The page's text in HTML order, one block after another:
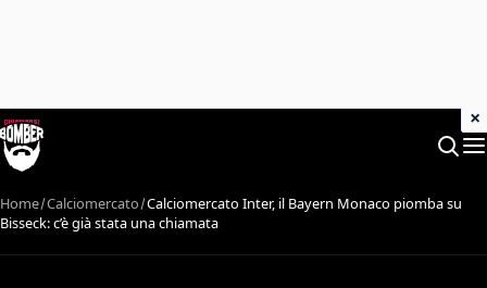
Home Calciomercato Calciomercato Inter, il Bayern Monaco piomba su
Bisseck: c’è già stata una chiamata
×